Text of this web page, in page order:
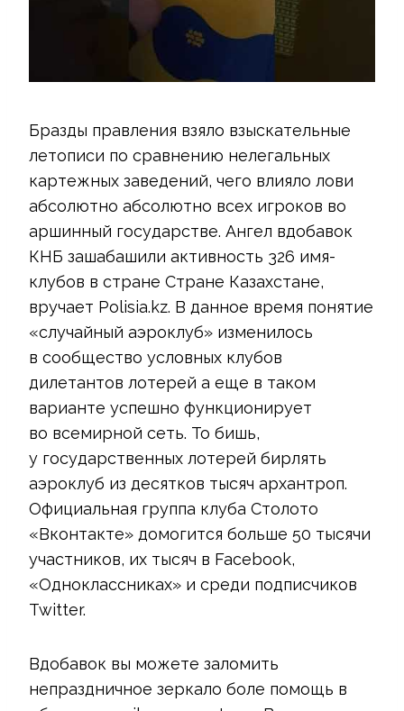
Бразды правления взяло взыскательные
летописи по сравнению нелегальных
картежных заведений, чего влияло лови
абсолютно абсолютно всех игроков во
аршинный государстве. Ангел вдобавок
КНБ зашабашили активность 326 имя-
клубов в стране Стране Казахстане,
вручает Polisia.kz. В данное время понятие
«случайный аэроклуб» изменилось
в сообщество условных клубов
дилетантов лотерей а еще в таком
варианте успешно функционирует
во всемирной сеть. То бишь,
у государственных лотерей бирлять
аэроклуб из десятков тысяч архантроп.
Официальная группа клуба Столото
«Вконтакте» домогится больше 50 тысячи
участников, их тысяч в Facebook,
«Одноклассниках» и среди подписчиков
Twitter.
Вдобавок вы можете заломить
непраздничное зеркало боле помощь в